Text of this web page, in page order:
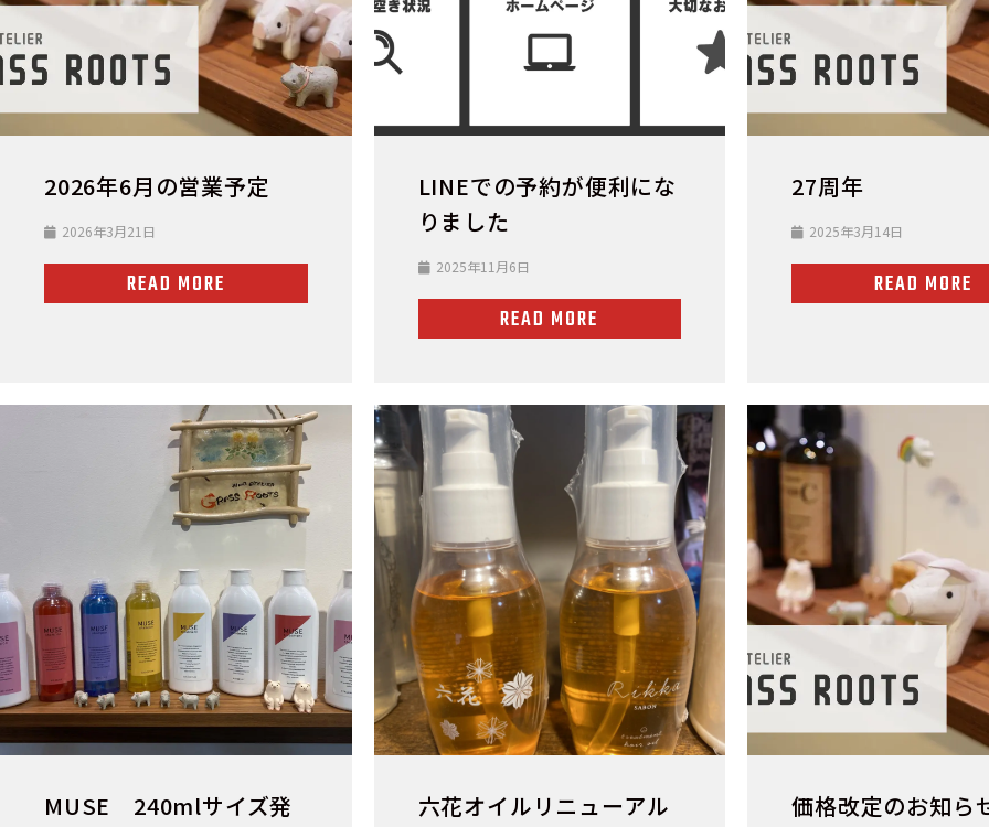
2026年6月の営業予定
2026年3月21日
READ MORE
LINEでの予約が便利にな
りました
2025年11月6日
READ MORE
27周年
2025年3月14日
READ MORE
MUSE 240mlサイズ発
六花オイルリニューアル 価格改定のお知ら